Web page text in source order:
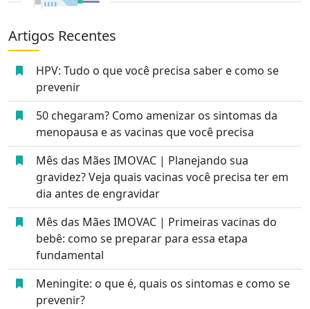
Artigos Recentes
HPV: Tudo o que você precisa saber e como se
prevenir
50 chegaram? Como amenizar os sintomas da
menopausa e as vacinas que você precisa
Mês das Mães IMOVAC | Planejando sua
gravidez? Veja quais vacinas você precisa ter em
dia antes de engravidar
Mês das Mães IMOVAC | Primeiras vacinas do
bebê: como se preparar para essa etapa
fundamental
Meningite: o que é, quais os sintomas e como se
prevenir?